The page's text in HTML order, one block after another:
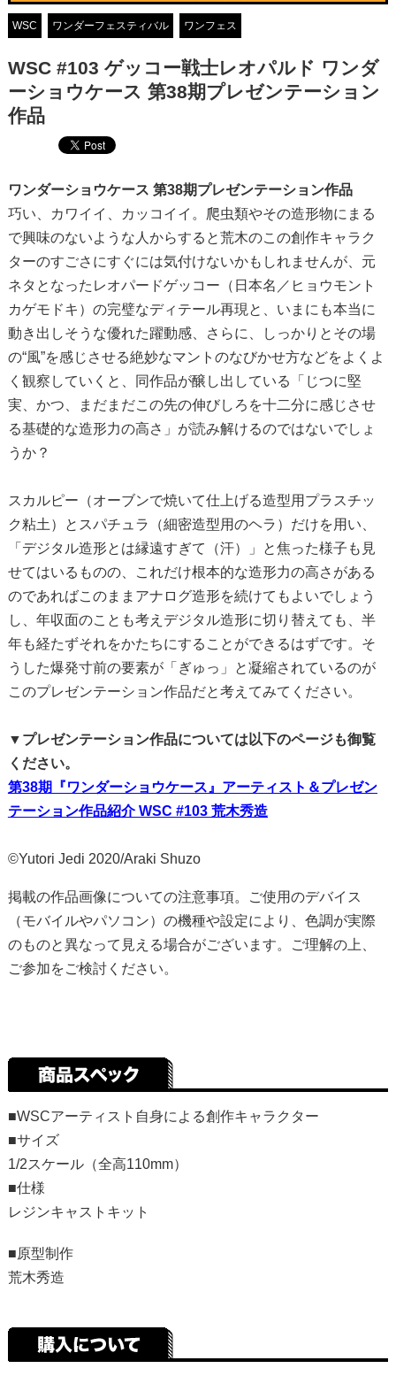
WSC ワンダーフェスティバル ワンフェス
WSC #103 ゲッコー戦士レオパルド ワンダ
ーショウケース 第38期プレゼンテーション
作品
ワンダーショウケース 第38期プレゼンテーション作品
巧い、カワイイ、カッコイイ。爬虫類やその造形物にまる
で興味のないような人からすると荒木のこの創作キャラク
ターのすごさにすぐには気付けないかもしれませんが、元
ネタとなったレオパードゲッコー（日本名／ヒョウモント
カゲモドキ）の完璧なディテール再現と、いまにも本当に
動き出しそうな優れた躍動感、さらに、しっかりとその場
の“風”を感じさせる絶妙なマントのなびかせ方などをよくよ
く観察していくと、同作品が醸し出している「じつに堅
実、かつ、まだまだこの先の伸びしろを十二分に感じさせ
る基礎的な造形力の高さ」が読み解けるのではないでしょ
うか？
スカルピー（オーブンで焼いて仕上げる造型用プラスチッ
ク粘土）とスパチュラ（細密造型用のヘラ）だけを用い、
「デジタル造形とは縁遠すぎて（汗）」と焦った様子も見
せてはいるものの、これだけ根本的な造形力の高さがある
のであればこのままアナログ造形を続けてもよいでしょう
し、年収面のことも考えデジタル造形に切り替えても、半
年も経たずそれをかたちにすることができるはずです。そ
うした爆発寸前の要素が「ぎゅっ」と凝縮されているのが
このプレゼンテーション作品だと考えてみてください。
▼プレゼンテーション作品については以下のページも御覧
ください。
第38期『ワンダーショウケース』アーティスト＆プレゼン
テーション作品紹介 WSC #103 荒木秀造
©Yutori Jedi 2020/Araki Shuzo
掲載の作品画像についての注意事項。ご使用のデバイス
（モバイルやパソコン）の機種や設定により、色調が実際
のものと異なって見える場合がございます。ご理解の上、
ご参加をご検討ください。
■WSCアーティスト自身による創作キャラクター
■サイズ
1/2スケール（全高110mm）
■仕様
レジンキャストキット
■原型制作
荒木秀造